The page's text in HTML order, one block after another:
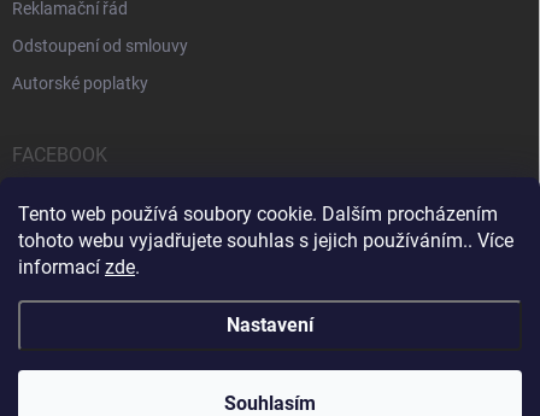
Tento web používá soubory cookie. Dalším procházením
tohoto webu vyjadřujete souhlas s jejich používáním.. Více
informací zde.
Nastavení
Souhlasím
Reklamační řád
Odstoupení od smlouvy
Autorské poplatky
FACEBOOK
Servis počítačů a notebooků Čištění notebooků Kontakty
iPOPULAR.CZ . Všechna práva vyhrazena.